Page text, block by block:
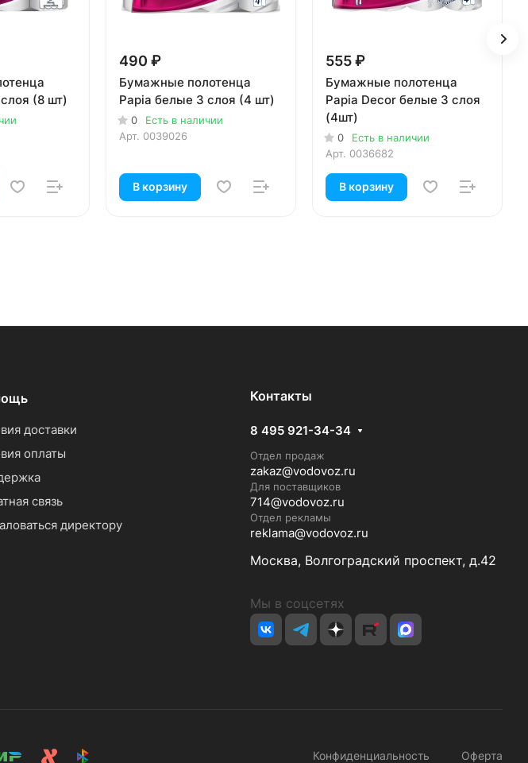
(8 шт)
490 ₽
Бумажные полотенца
Papia белые 3 слоя (4 шт)
0
Есть в наличии
Арт. 0039026
В корзину
555 ₽
Бумажные полотенца
Papia Decor белые 3 слоя
(4шт)
0
Есть в наличии
Арт. 0036682
В корзину
доставки
оплаты
связь
директору
Контакты
8 495 921-34-34
Отдел продаж
zakaz@vodovoz.ru
Для поставщиков
714@vodovoz.ru
Отдел рекламы
reklama@vodovoz.ru
Москва, Волгоградский проспект, д.42
Мы в соцсетях
Конфиденциальность Оферта